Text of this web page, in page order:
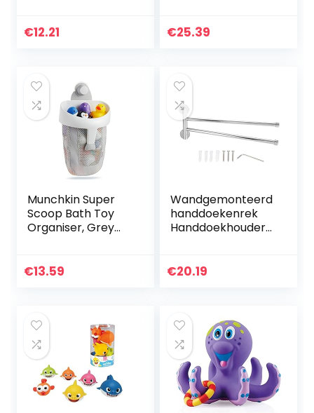
€12.21
lang, vanaf 3 jaar,
€25.39
Munchkin Super
Scoop Bath Toy
Organiser, Grey
€13.59
Wandgemonteerd
handdoekenrek
Handdoekhouder
handdoekenrek
€20.19